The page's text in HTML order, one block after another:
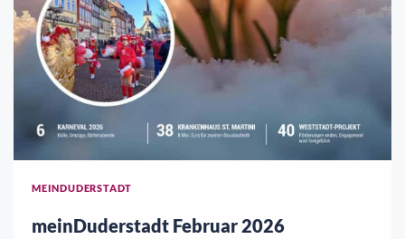
MEINDUDERSTADT
meinDuderstadt Februar 2026